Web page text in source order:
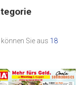
Sie aus 18